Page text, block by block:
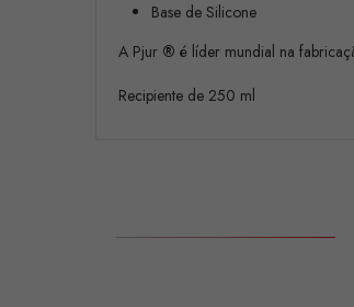
Base de Silicone
A Pjur ® é líder mundial na
Recipiente de 250 ml